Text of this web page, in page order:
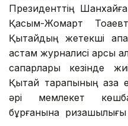
Президенттің Шанхайға
Қасым-Жомарт
Қытайдың жетекші
астам журналисі қарсы
сапарлары кезінде
Қытай тарапының қазақ
әрі мемлекет
бұрғанына ризашылығы